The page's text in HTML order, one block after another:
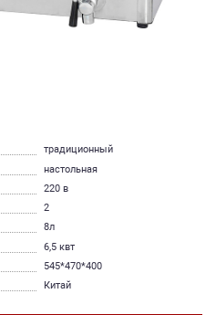
традиционный
настольная
220 в
2
8л
6,5 квт
545*470*400
Китай